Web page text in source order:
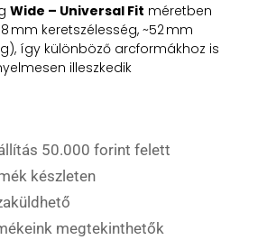
Wide – Universal Fit méretben
mm keretszélesség, ~52 mm
így különböző arcformákhoz is
illeszkedik
50.000 forint felett
készleten
megtekinthetők